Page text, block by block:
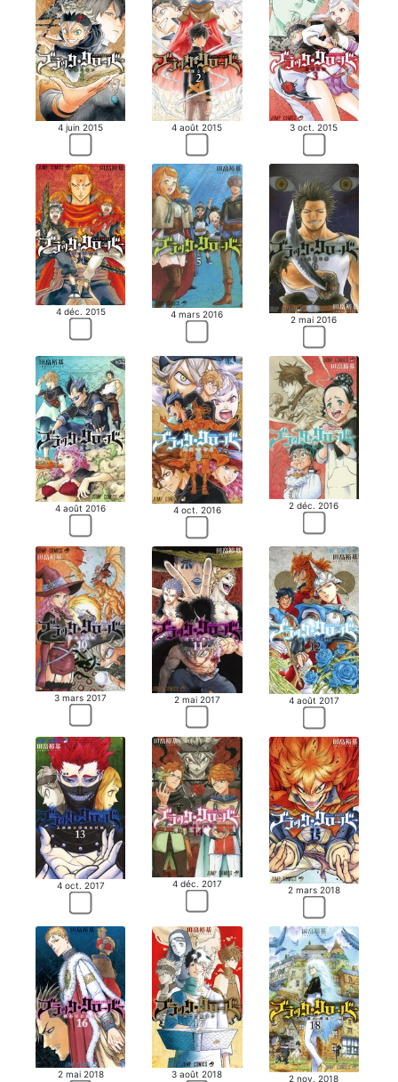
4 juin 2015 4 août 2015 3 oct. 2015
4 déc. 2015 4 mars 2016
2 mai 2016
4 août 2016 4 oct. 2016 2 déc. 2016
3 mars 2017 2 mai 2017 4 août 2017
4 oct. 2017 4 déc. 2017
2 mars 2018
2 mai 2018 3 août 2018 2 nov. 2018